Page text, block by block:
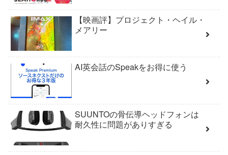
【映画評】プロジェクト・ヘイル・
メアリー
AI英会話のSpeakをお得に使う
SUUNTOの骨伝導ヘッドフォンは
耐久性に問題がありすぎる